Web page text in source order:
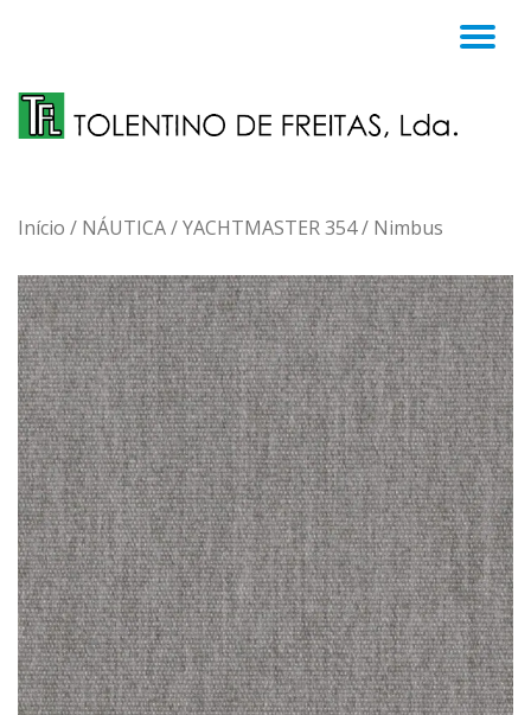
content
Início / NÁUTICA/YACHTMASTER 354/ Nimbus